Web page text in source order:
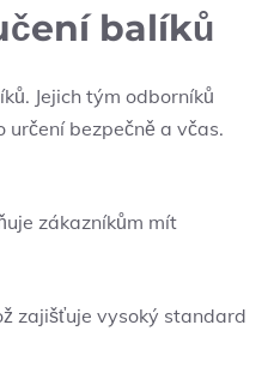
balíků
Jejich tým odborníků
bezpečně a včas.
zákazníkům mít
zajišťuje vysoký standard